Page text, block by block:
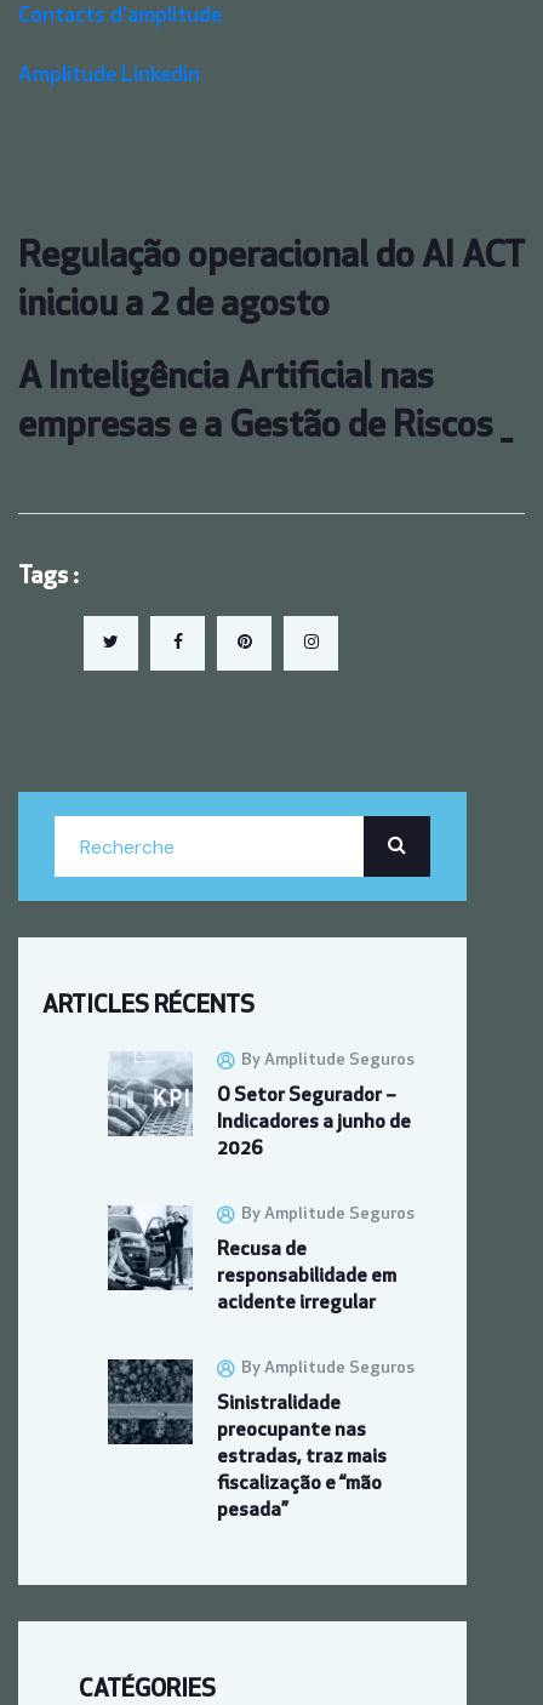
Contacts d'amplitude
Amplitude Linkedin
Regulação operacional do AI ACT
iniciou a 2 de agosto
A Inteligência Artificial nas
empresas e a Gestão de Riscos _
Tags :
ARTICLES RÉCENTS
By Amplitude Seguros
O Setor Segurador –
Indicadores a junho de
2026
By Amplitude Seguros
Recusa de
responsabilidade em
acidente irregular
By Amplitude Seguros
Sinistralidade
preocupante nas
estradas, traz mais
fiscalização e “mão
pesada”
CATÉGORIES